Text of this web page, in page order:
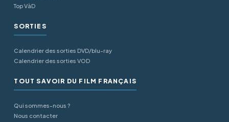
Top VàD
SORTIES
Calendrier des sorties DVD/blu-ray
Calendrier des sorties VOD
TOUT SAVOIR DU FILM FRANÇAIS
Qui sommes-nous ?
Nous contacter